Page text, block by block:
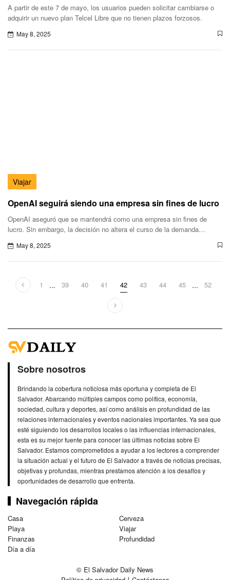
A partir de este 7 de mayo, los usuarios pueden solicitar cambiarse o
adquirir un nuevo plan Telcel Libre que no tienen plazos forzosos.
May 8, 2025
Viajar
OpenAI seguirá siendo una empresa sin fines de lucro
OpenAI aseguró que se mantendrá como una empresa sin fines de
lucro. Sin embargo, la decisión no altera el curso de la demanda
May 8, 2025
1 ... 39 40 41 42 43 44 45 ... 52
Sobre nosotros
Brindando la cobertura noticiosa más oportuna y completa de El
Salvador. Abarcando múltiples campos como política, economía,
sociedad, cultura y deportes, así como análisis en profundidad de las
relaciones internacionales y eventos nacionales importantes. Ya sea que
esté siguiendo los desarrollos locales o las influencias internacionales,
esta es su mejor fuente para conocer las últimas noticias sobre El
Salvador. Estamos comprometidos a ayudar a los lectores a comprender
la situación actual y el futuro de El Salvador a través de noticias precisas,
objetivas y profundas, mientras prestamos atención a los desafíos y
oportunidades de desarrollo que enfrenta.
Navegación rápida
Casa
Cerveza
Playa
Viajar
Finanzas
Profundidad
Día a día
© El Salvador Daily News